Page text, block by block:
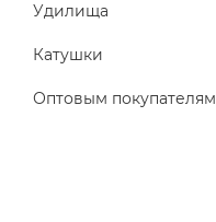
Удилища
Катушки
Оптовым покупателям